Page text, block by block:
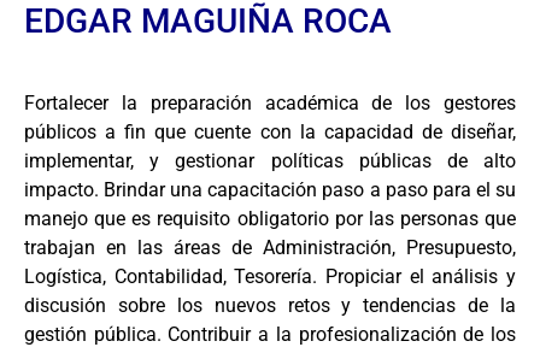
EDGAR MAGUIÑA ROCA
Fortalecer la preparación académica de los gestores
públicos a fin que cuente con la capacidad de diseñar,
implementar, y gestionar políticas públicas de alto
impacto. Brindar una capacitación paso a paso para el su
manejo que es requisito obligatorio por las personas que
trabajan en las áreas de Administración, Presupuesto,
Logística, Contabilidad, Tesorería. Propiciar el análisis y
discusión sobre los nuevos retos y tendencias de la
gestión pública. Contribuir a la profesionalización de los